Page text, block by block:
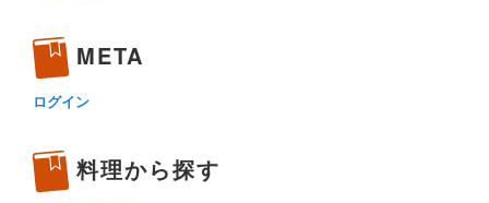
META
ログイン
料理から探す